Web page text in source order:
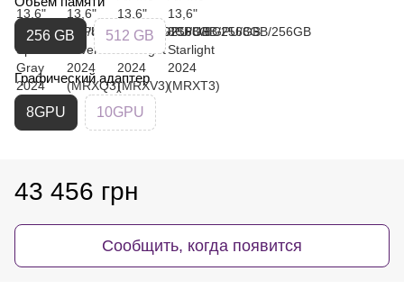
256 GB 512 GB
Графический адаптер
8GPU 10GPU
43 456 грн
Сообщить, когда появится